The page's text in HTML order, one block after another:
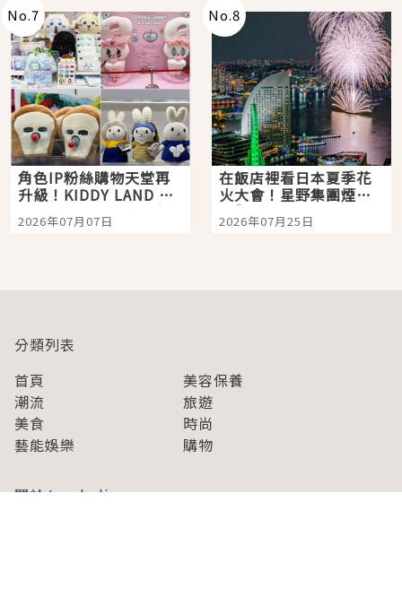
No.7
角色IP粉絲購物天堂再
升級！KIDDY LAND 原
宿店吉伊卡哇迎客，新
開幕 OMOKADO 店3分
2026年07月07日
No.8
在飯店裡看日本夏季花
火大會！星野集團煙火
景觀飯店6選，讓你不用
人擠人悠閒欣賞
2026年07月25日
分類列表
首頁
美容保養
潮流
旅遊
美食
時尚
藝能娛樂
購物
關於Japaholic